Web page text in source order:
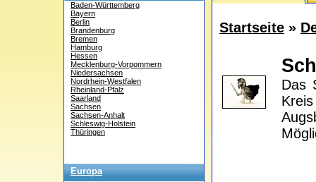
Baden-Württemberg
Bayern
Berlin
Brandenburg
Bremen
Hamburg
Hessen
Mecklenburg-Vorpommern
Niedersachsen
Nordrhein-Westfalen
Rheinland-Pfalz
Saarland
Sachsen
Sachsen-Anhalt
Schleswig-Holstein
Thüringen
Europa
Startseite »
Das